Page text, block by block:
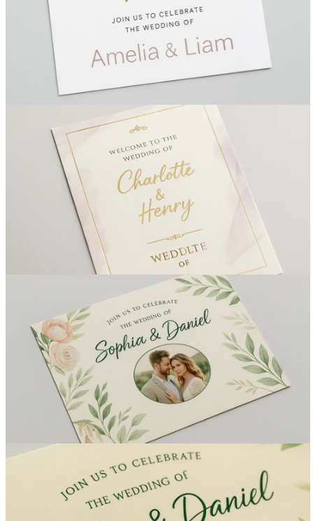
Вакансии
О компании
Написать директору
Арендодателям
Франшиза
Контакты